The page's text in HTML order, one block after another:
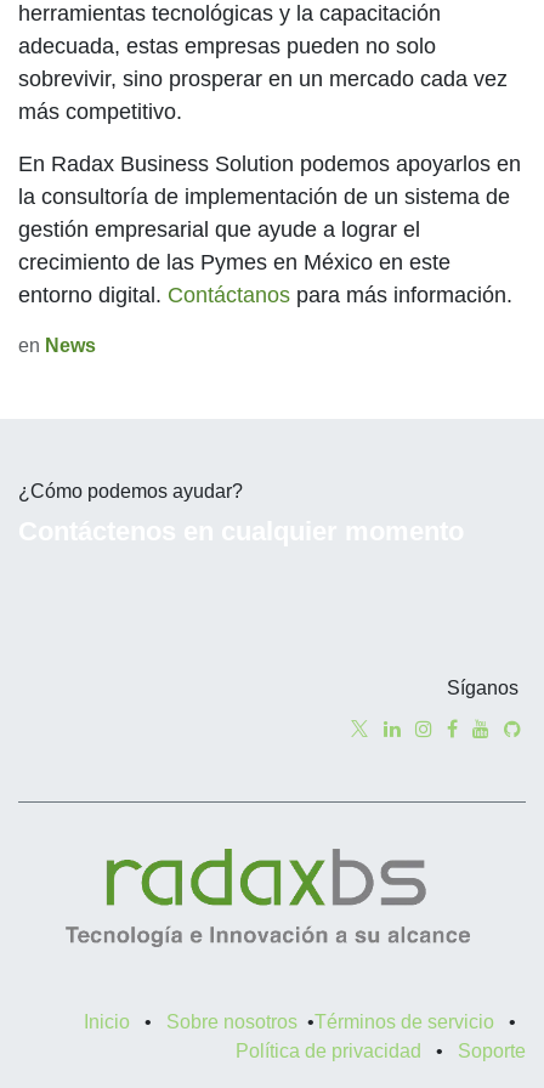
herramientas tecnológicas y la capacitación
adecuada, estas empresas pueden no solo
sobrevivir, sino prosperar en un mercado cada vez
más competitivo.
En Radax Business Solution podemos apoyarlos en
la consultoría de implementación de un sistema de
gestión empresarial que ayude a lograr el
crecimiento de las Pymes en México en este
entorno digital. Contáctanos para más información.
en News
¿Cómo podemos ayudar?
Síganos
Inicio • Sobre nosotros •Términos de servicio
•
Política de privacidad
• Soporte